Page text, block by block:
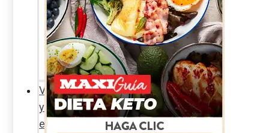
Sexualidad
responsable
En
la
percha
Vida
y
estilo